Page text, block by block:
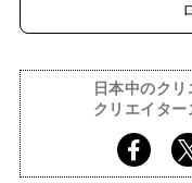
日本中のク
クリエイター